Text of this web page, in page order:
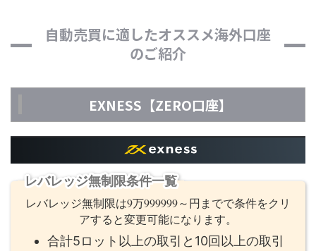
自動売買に適したオススメ海外口座
のご紹介
EXNESS【ZERO口座】
レバレッジ無制限条件一覧
レバレッジ無制限は9万999999～円までで条件をクリ
アすると変更可能になります。
合計5ロット以上の取引と10回以上の取引